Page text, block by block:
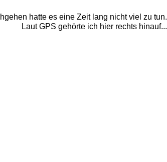
hatte es eine Zeit lang nicht viel zu
Laut GPS gehörte ich hier rechts